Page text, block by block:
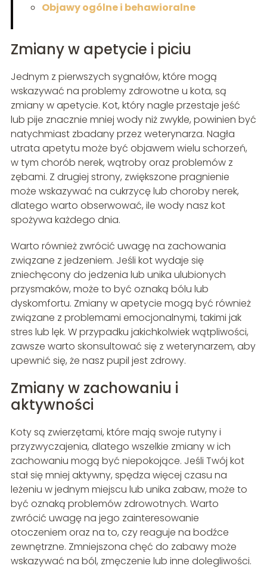
Objawy ogólne i behawioralne
Zmiany w apetycie i piciu
Jednym z pierwszych sygnałów, które mogą
wskazywać na problemy zdrowotne u kota, są
zmiany w apetycie. Kot, który nagle przestaje jeść
lub pije znacznie mniej wody niż zwykle, powinien być
natychmiast zbadany przez weterynarza. Nagła
utrata apetytu może być objawem wielu schorzeń,
w tym chorób nerek, wątroby oraz problemów z
zębami. Z drugiej strony, zwiększone pragnienie
może wskazywać na cukrzycę lub choroby nerek,
dlatego warto obserwować, ile wody nasz kot
spożywa każdego dnia.
Warto również zwrócić uwagę na zachowania
związane z jedzeniem. Jeśli kot wydaje się
zniechęcony do jedzenia lub unika ulubionych
przysmaków, może to być oznaką bólu lub
dyskomfortu. Zmiany w apetycie mogą być również
związane z problemami emocjonalnymi, takimi jak
stres lub lęk. W przypadku jakichkolwiek wątpliwości,
zawsze warto skonsultować się z weterynarzem, aby
upewnić się, że nasz pupil jest zdrowy.
Zmiany w zachowaniu i
aktywności
Koty są zwierzętami, które mają swoje rutyny i
przyzwyczajenia, dlatego wszelkie zmiany w ich
zachowaniu mogą być niepokojące. Jeśli Twój kot
stał się mniej aktywny, spędza więcej czasu na
leżeniu w jednym miejscu lub unika zabaw, może to
być oznaką problemów zdrowotnych. Warto
zwrócić uwagę na jego zainteresowanie
otoczeniem oraz na to, czy reaguje na bodźce
zewnętrzne. Zmniejszona chęć do zabawy może
wskazywać na ból, zmęczenie lub inne dolegliwości.